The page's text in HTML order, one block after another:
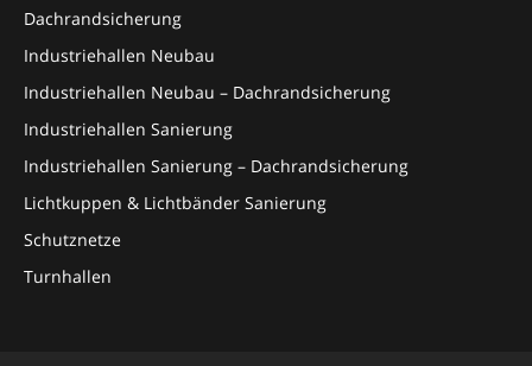
Dachrandsicherung
Industriehallen Neubau
Industriehallen Neubau – Dachrandsicherung
Industriehallen Sanierung
Industriehallen Sanierung – Dachrandsicherung
Lichtkuppen & Lichtbänder Sanierung
Schutznetze
Turnhallen